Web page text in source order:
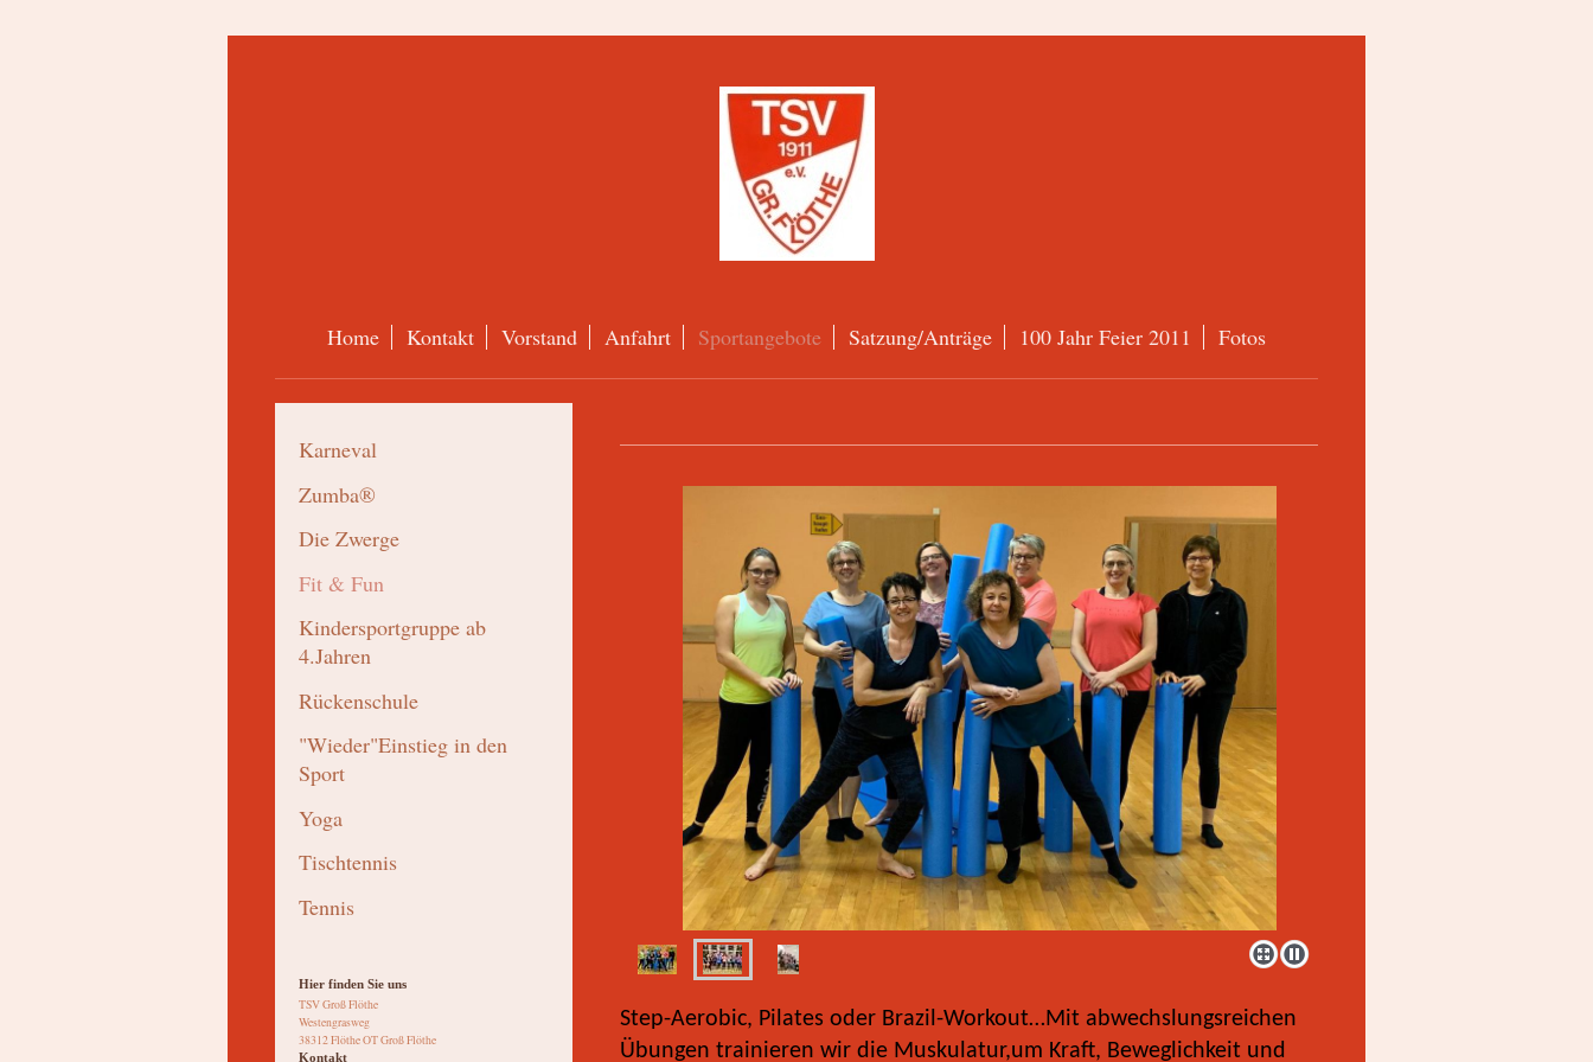
Home Kontakt Vorstand Anfahrt Sportangebote Satzung/Anträge 100 Jahr Feier 2011 Fotos
Step-Aerobic, Pilates oder Brazil-Workout…Mit abwechslungsreichen
Übungen trainieren wir die Muskulatur,um Kraft, Beweglichkeit und
Karneval
Zumba®
Die Zwerge
Fit & Fun
Kindersportgruppe ab
4.Jahren
Rückenschule
"Wieder"Einstieg in den
Sport
Yoga
Tischtennis
Tennis
Hier finden Sie uns
TSV Groß Flöthe
Westengrasweg
38312 Flöthe OT Groß Flöthe
Kontakt